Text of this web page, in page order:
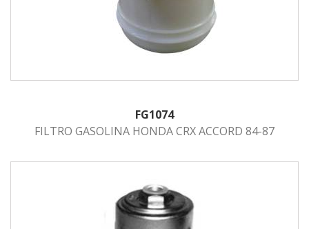
FG1074
FILTRO GASOLINA HONDA CRX ACCORD 84-87